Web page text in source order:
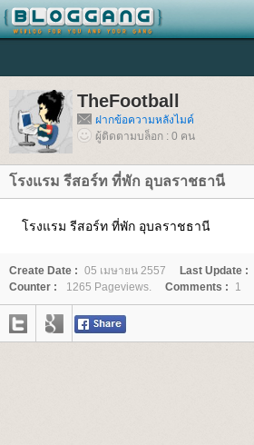
TheFootball
ฝากข้อความหลังไมค์
ผู้ติดตามบล็อก : 0 คน
รงแรม รีสอร์ท ที่พัก อุบลราชธานี
รงแรม รีสอร์ท ที่พัก อุบลราชธานี
Create Date : 05 เมษายน 2557 Last Update :
Counter :
1265 Pageviews. Comments : 1